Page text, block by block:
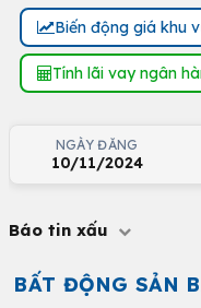
Biến động giá khu
Tính lãi vay ngân
NGÀY ĐĂNG
10/11/2024
Báo tin xấu
BẤT ĐỘNG SẢN